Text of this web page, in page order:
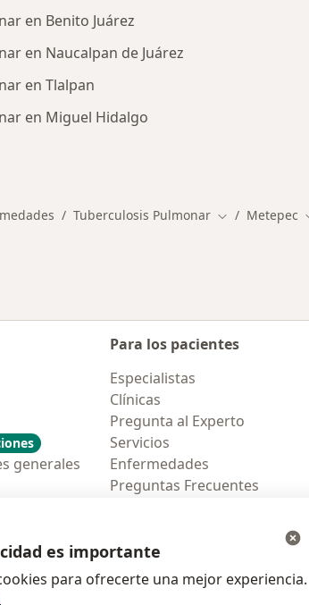
en Benito Juárez
en Naucalpan de Juárez
en Tlalpan
en Miguel Hidalgo
Tuberculosis Pulmonar Cambiar de
Metepec
generales
Para los pacientes
Especialistas
Clínicas
Pregunta al Experto
Servicios
Enfermedades
Preguntas Frecuentes
es importante
para ofrecerte una mejor experiencia.
.